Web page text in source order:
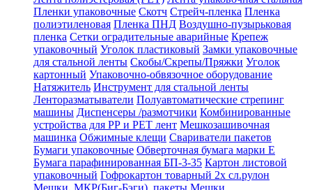
Пленки упаковочные Скотч Стрейч-пленка Пленка
полиэтиленовая Пленка ПНД Воздушно-пузырьковая
пленка Сетки оградительные аварийные Крепеж
упаковочный Уголок пластиковый Замки упаковочные
для стальной ленты Скобы/Скрепы/Пряжки Уголок
картонный Упаковочно-обвязочное оборудование
Натяжитель Инструмент для стальной ленты
Ленторазматыватели Полуавтоматические стрепинг
машины Диспенсеры /размотчики Комбинированные
устройства для РР и РЕТ лент Мешкозашивочная
машинка Обжимные клещи Свариватели пакетов
Бумаги упаковочные Обверточная бумага марки Е
Бумага парафинированная БП-3-35 Картон листовой
упаковочный Гофрокартон товарный 2х сл.рулон
Мешки, МКР(Биг-Бэги), пакеты Мешки